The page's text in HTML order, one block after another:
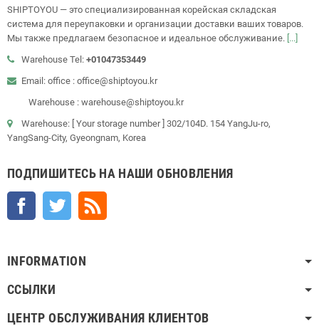
SHIPTOYOU — это специализированная корейская складская
система для переупаковки и организации доставки ваших товаров.
Мы также предлагаем безопасное и идеальное обслуживание. [...]
Warehouse Tel: +01047353449
Email: office : office@shiptoyou.kr
Warehouse : warehouse@shiptoyou.kr
Warehouse: [ Your storage number ] 302/104D. 154 YangJu-ro,
YangSang-City, Gyeongnam, Korea
ПОДПИШИТЕСЬ НА НАШИ ОБНОВЛЕНИЯ
Facebook Twitter
INFORMATION
ССЫЛКИ
ЦЕНТР ОБСЛУЖИВАНИЯ КЛИЕНТОВ